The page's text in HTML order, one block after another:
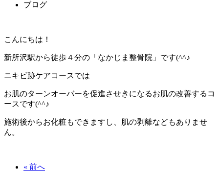
ブログ
こんにちは！
新所沢駅から徒歩４分の「なかじま整骨院」です(^^♪
ニキビ跡ケアコースでは
お肌のターンオーバーを促進させきになるお肌の改善するコ
ースです(^^♪
施術後からお化粧もできますし、肌の剥離などもありませ
ん。
« 前へ